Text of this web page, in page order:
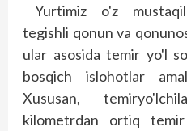
Yurtimiz o'z
tegishli qonun va
ular asosida temir yo'l
bosqich islohotlar
Xususan,
kilometrdan ortiq